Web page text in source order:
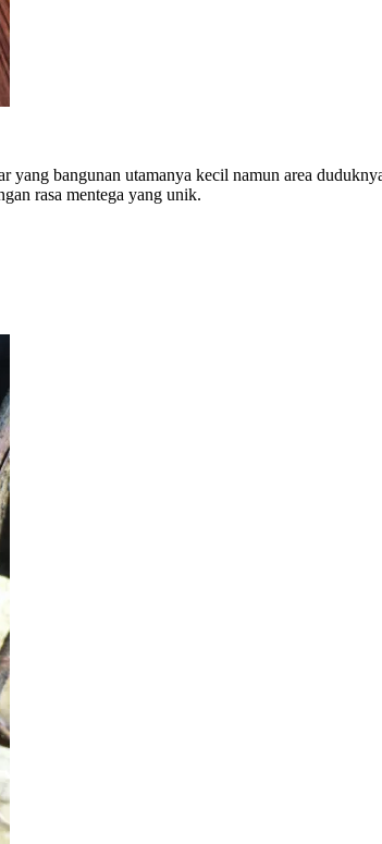
bangunan utamanya kecil namun area
rasa mentega yang unik.